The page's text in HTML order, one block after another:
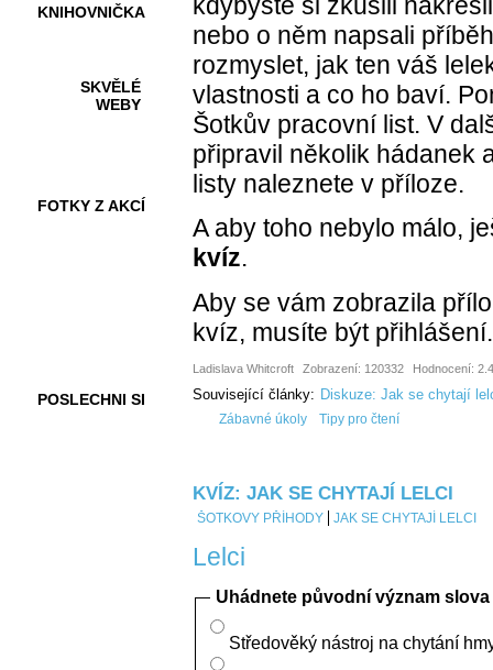
KNIHOVNIČKA
SKVĚLÉ
WEBY
FOTKY Z AKCÍ
POSLECHNI SI
nebo o něm napsali
rozmyslet, jak ten váš
vlastnosti a co ho baví.
Šotkův pracovní list. V
připravil několik hádanek
listy naleznete v příloze.
A aby toho nebylo málo,
kvíz.
Aby se vám zobrazila
kvíz, musíte být přihlášení.
Ladislava Whitcroft Zobrazení: 120332 Hodnocení:
Související články: Diskuze: Jak se chytají
Zábavné úkoly Tipy pro čtení
KVÍZ: JAK SE CHYTAJÍ LELCI
ŠOTKOVY PŘÍHODY JAK SE CHYTAJÍ LELCI
Lelci
Uhádnete původní význam
Středověký nástroj na chytání